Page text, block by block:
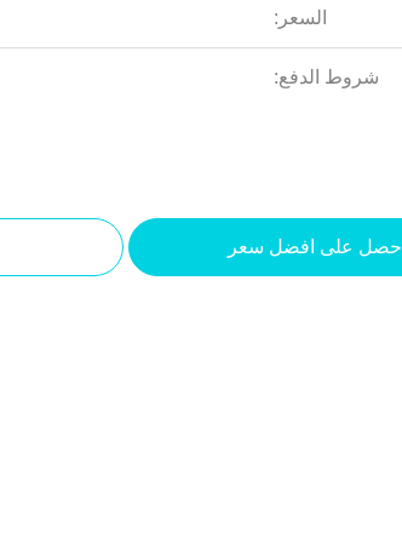
السعر:
شروط الدفع:
احصل على افضل سعر